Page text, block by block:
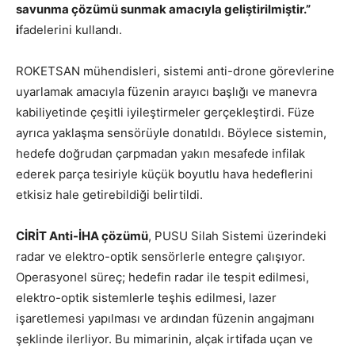
savunma çözümü sunmak amacıyla geliştirilmiştir.”
ifadelerini kullandı.
ROKETSAN mühendisleri, sistemi anti-drone görevlerine
uyarlamak amacıyla füzenin arayıcı başlığı ve manevra
kabiliyetinde çeşitli iyileştirmeler gerçekleştirdi. Füze
ayrıca yaklaşma sensörüyle donatıldı. Böylece sistemin,
hedefe doğrudan çarpmadan yakın mesafede infilak
ederek parça tesiriyle küçük boyutlu hava hedeflerini
etkisiz hale getirebildiği belirtildi.
CİRİT Anti-İHA çözümü, PUSU Silah Sistemi üzerindeki
radar ve elektro-optik sensörlerle entegre çalışıyor.
Operasyonel süreç; hedefin radar ile tespit edilmesi,
elektro-optik sistemlerle teşhis edilmesi, lazer
işaretlemesi yapılması ve ardından füzenin angajmanı
şeklinde ilerliyor. Bu mimarinin, alçak irtifada uçan ve